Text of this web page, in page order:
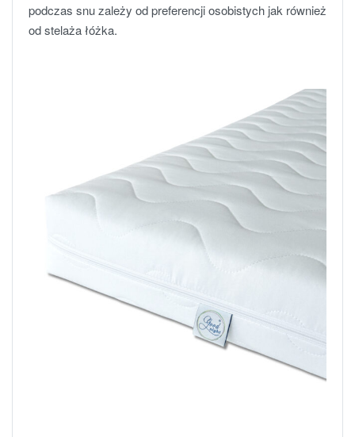
podczas snu zależy od preferencji osobistych jak również
od stelaża łóżka.